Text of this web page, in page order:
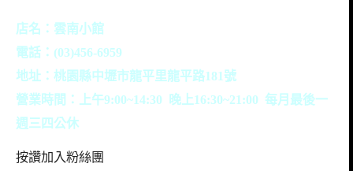
店名：雲南小館
電話：(03)456-6959
地址：桃園縣中壢市龍平里龍平路181號
營業時間：上午9:00~14:30 晚上16:30~21:00 每月最後一
週三四公休
按讚加入粉絲團